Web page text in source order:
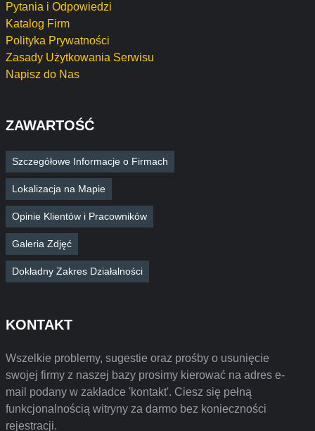
Pytania i Odpowiedzi
Katalog Firm
Polityka Prywatności
Zasady Użytkowania Serwisu
Napisz do Nas
ZAWARTOŚĆ
Szczegółowe Informacje o Firmach
Lokalizacja na Mapie
Opinie Klientów i Pracowników
Galeria Zdjęć
Dokładny Zakres Działalności
KONTAKT
Wszelkie problemy, sugestie oraz prośby o usunięcie
swojej firmy z naszej bazy prosimy kierować na adres e-
mail podany w zakładce 'kontakt'. Ciesz się pełną
funkcjonalnością witryny za darmo bez konieczności
rejestracji.